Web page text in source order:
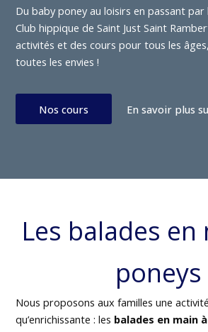
Du baby poney au loisirs en passant
Club hippique de Saint Just Saint
activités et des cours pour tous les
toutes les envies !
Nos cours En savoir plus
Les balades en
poneys
Nous proposons aux familles une
qu’enrichissante : les balades en main